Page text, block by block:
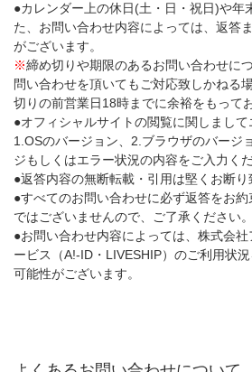
●カレンダー上の休日(土・日・祝日)や年
た、お問い合わせ内容によっては、返答
がございます。
※締め切りや期限のあるお問い合わせに
問い合わせを頂いてもご対応致しかねる
切りの前営業日18時までに余裕をもって
●オフィシャルサイトの閲覧に関しまして
1.OSのバージョン、2.ブラウザのバージ
ジもしくはエラー状況の内容をご入力く
●返答内容の無断転載・引用は堅くお断り
●すべてのお問い合わせに必ず返答をお
ではございませんので、ご了承ください。
●お問い合わせ内容によっては、株式会
ービス（A!-ID・LIVESHIP）のご利用状
可能性がございます。